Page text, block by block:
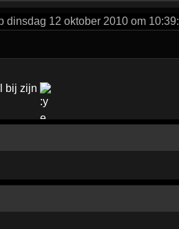
dinsdag 12 oktober 2010 om 10:39:
bij zijn